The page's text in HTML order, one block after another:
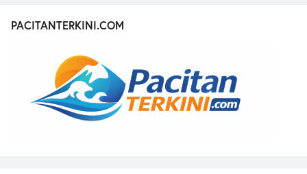
PACITANTERKINI.COM